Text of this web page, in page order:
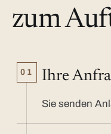
zum
01 Ihre
Sie senden